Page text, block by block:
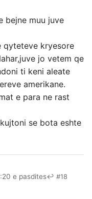
bejne muu juve
qyteteve kryesore
jo vetem qe
ti keni aleate
amerikane.
e para ne rast
se bota eshte
e pasdites↩ #18